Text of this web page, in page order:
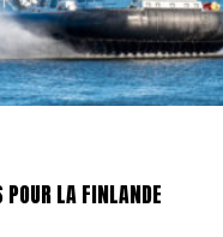
POUR LA FINLANDE